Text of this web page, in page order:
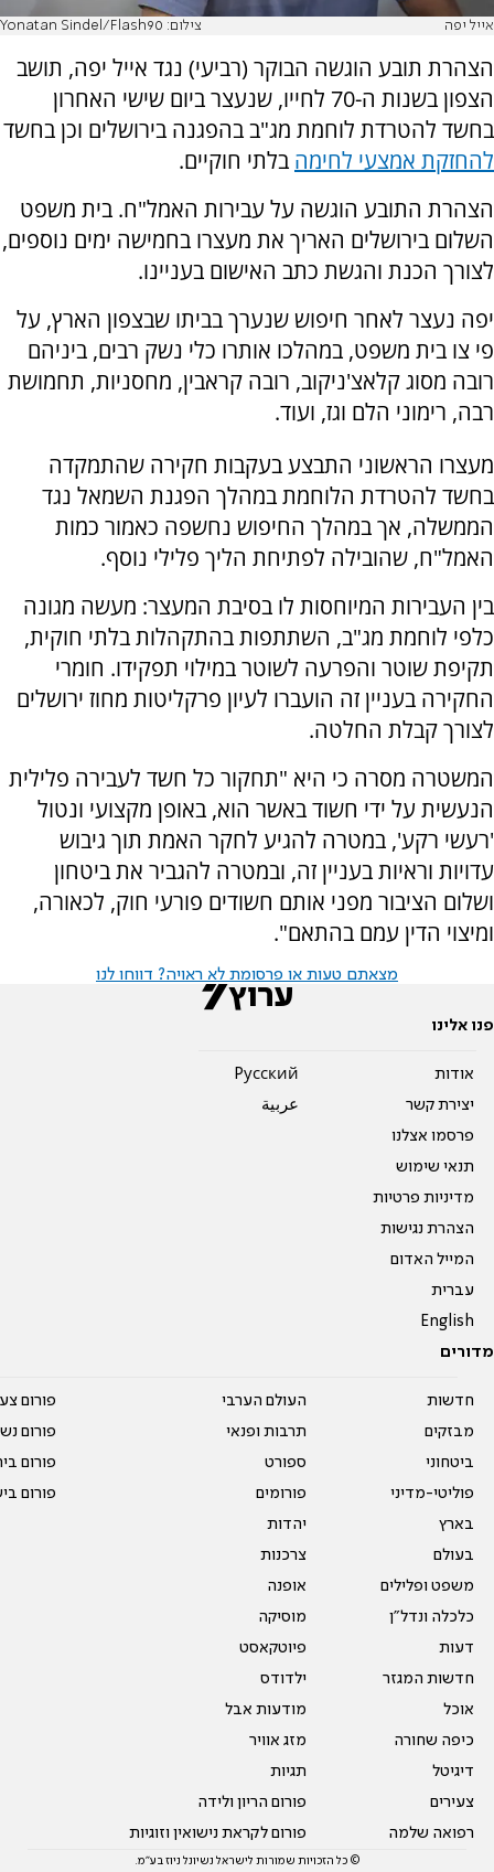
אייל יפה צילום: Yonatan Sindel/Flash90
הצהרת תובע הוגשה הבוקר (רביעי) נגד אייל יפה, תושב
הצפון בשנות ה-70 לחייו, שנעצר ביום שישי האחרון
בחשד להטרדת לוחמת מג"ב בהפגנה בירושלים וכן בחשד
להחזקת אמצעי לחימה בלתי חוקיים.
הצהרת התובע הוגשה על עבירות האמל"ח. בית משפט
השלום בירושלים האריך את מעצרו בחמישה ימים נוספים,
לצורך הכנת והגשת כתב האישום בעניינו.
יפה נעצר לאחר חיפוש שנערך בביתו שבצפון הארץ, על
פי צו בית משפט, במהלכו אותרו כלי נשק רבים, ביניהם
רובה מסוג קלאצ'ניקוב, רובה קראבין, מחסניות, תחמושת
רבה, רימוני הלם וגז, ועוד.
מעצרו הראשוני התבצע בעקבות חקירה שהתמקדה
בחשד להטרדת הלוחמת במהלך הפגנת השמאל נגד
הממשלה, אך במהלך החיפוש נחשפה כאמור כמות
האמל"ח, שהובילה לפתיחת הליך פלילי נוסף.
בין העבירות המיוחסות לו בסיבת המעצר: מעשה מגונה
כלפי לוחמת מג"ב, השתתפות בהתקהלות בלתי חוקית,
תקיפת שוטר והפרעה לשוטר במילוי תפקידו. חומרי
החקירה בעניין זה הועברו לעיון פרקליטות מחוז ירושלים
לצורך קבלת החלטה.
המשטרה מסרה כי היא "תחקור כל חשד לעבירה פלילית
הנעשית על ידי חשוד באשר הוא, באופן מקצועי ונטול
'רעשי רקע', במטרה להגיע לחקר האמת תוך גיבוש
עדויות וראיות בעניין זה, ובמטרה להגביר את ביטחון
ושלום הציבור מפני אותם חשודים פורעי חוק, לכאורה,
ומיצוי הדין עמם בהתאם".
מצאתם טעות או פרסומת לא ראויה? דווחו לנו
פנו אלינו
אודות
יצירת קשר
פרסמו אצלנו
תנאי שימוש
מדיניות פרטיות
הצהרת נגישות
המייל האדום
עברית
English
Pусский
عربية
מדורים
חדשות
מבזקים
ביטחוני
פוליטי-מדיני
בארץ
בעולם
משפט ופלילים
כלכלה ונדל"ן
דעות
חדשות המגזר
אוכל
כיפה שחורה
דיגיטל
צעירים
רפואה שלמה
העולם הערבי
תרבות ופנאי
ספורט
פורומים
יהדות
צרכנות
אופנה
מוסיקה
פיוטקאסט
ילדודס
מודעות אבל
מזג אוויר
תגיות
פורום הריון ולידה
פורום לקראת נישואין וזוגיות
פורום
פורום
פורום
פורום
© כל הזכויות שמורות לישראל נשיונל ניוז בע"מ.